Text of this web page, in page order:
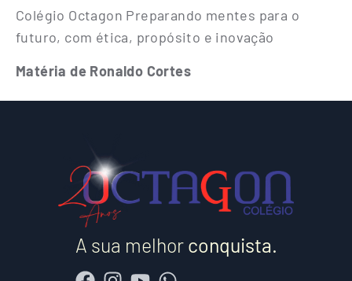
Colégio Octagon Preparando mentes para o
futuro, com ética, propósito e inovação
Matéria de Ronaldo Cortes
A sua melhor conquista.